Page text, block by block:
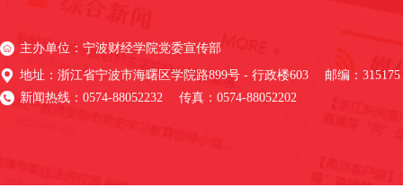
主办单位：宁波财经学院党委宣传部
地址：浙江省宁波市海曙区学院路899号 - 行政楼603 邮编：315175
新闻热线：0574-88052232 传真：0574-88052202